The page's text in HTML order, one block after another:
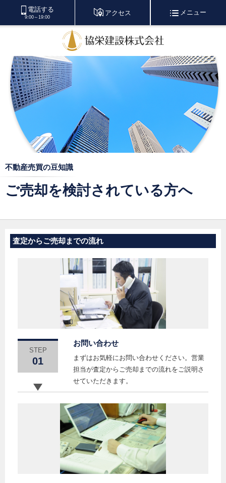
電話する
9:00～19:00
アクセス メニュー
不動産売買の豆知識
ご売却を検討されている方へ
査定からご売却までの流れ
STEP
01
お問い合わせ
まずはお気軽にお問い合わせください。営業
担当が査定からご売却までの流れをご説明さ
せていただきます。